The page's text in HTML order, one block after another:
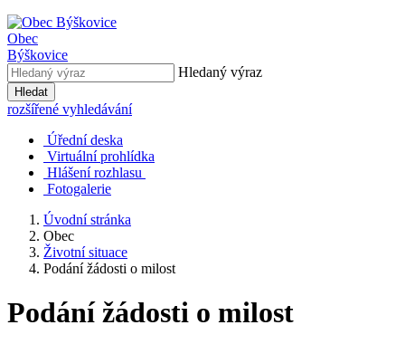
Obec
Býškovice
Hledaný výraz
Hledat
rozšířené vyhledávání
Úřední deska
Virtuální prohlídka
Hlášení rozhlasu
Fotogalerie
Úvodní stránka
Obec
Životní situace
Podání žádosti o milost
Podání žádosti o milost